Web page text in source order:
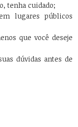
tenha cuidado;
lugares públicos
que você deseje
dúvidas antes de